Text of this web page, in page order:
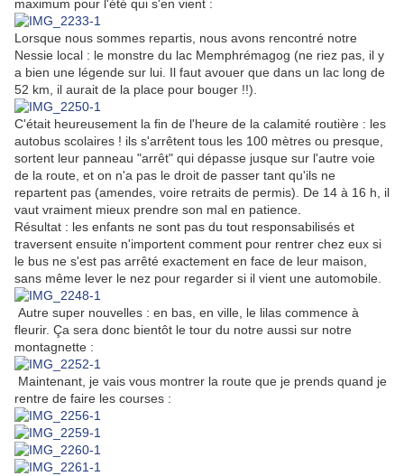
maximum pour l'été qui s'en vient :
Lorsque nous sommes repartis, nous avons rencontré notre
Nessie local : le monstre du lac Memphrémagog (ne riez pas, il y
a bien une légende sur lui. Il faut avouer que dans un lac long de
52 km, il aurait de la place pour bouger !!).
C'était heureusement la fin de l'heure de la calamité routière : les
autobus scolaires ! ils s'arrêtent tous les 100 mètres ou presque,
sortent leur panneau "arrêt" qui dépasse jusque sur l'autre voie
de la route, et on n'a pas le droit de passer tant qu'ils ne
repartent pas (amendes, voire retraits de permis). De 14 à 16 h, il
vaut vraiment mieux prendre son mal en patience.
Résultat : les enfants ne sont pas du tout responsabilisés et
traversent ensuite n'importent comment pour rentrer chez eux si
le bus ne s'est pas arrêté exactement en face de leur maison,
sans même lever le nez pour regarder si il vient une automobile.
Autre super nouvelles : en bas, en ville, le lilas commence à
fleurir. Ça sera donc bientôt le tour du notre aussi sur notre
montagnette :
Maintenant, je vais vous montrer la route que je prends quand je
rentre de faire les courses :